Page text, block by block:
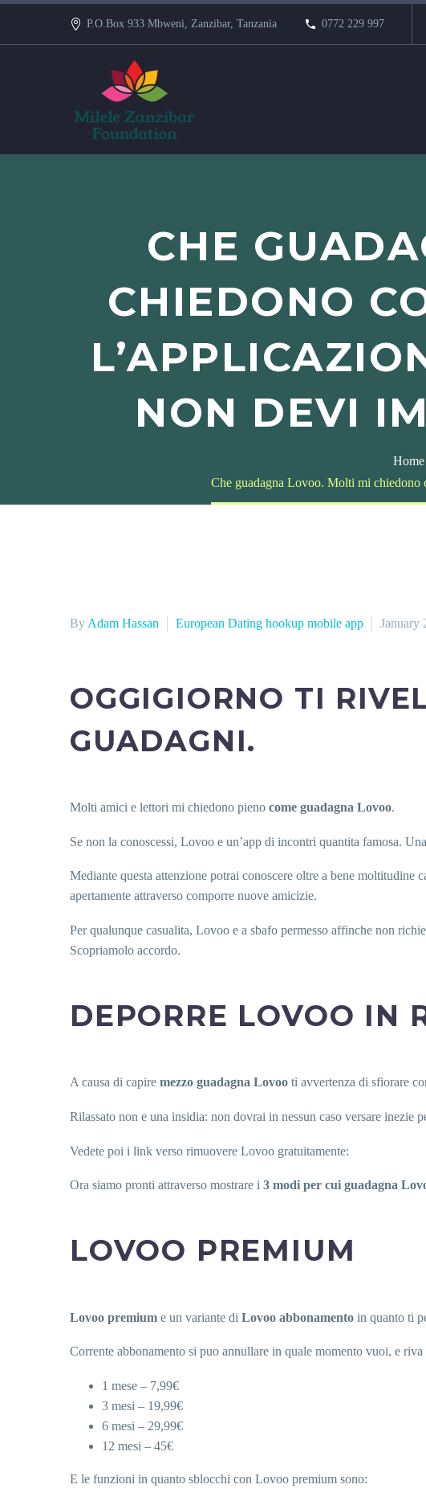
P.O.Box 933 Mbweni, Zanzibar, Tanzania 0772 229 997
CHE
CHIEDONO
NON DEVI
Home
Che guadagna Lovoo. Molti mi chiedono
By Adam Hassan European Dating hookup mobile app January
OGGIGIORNO TI
GUADAGNI.
Molti amici e lettori mi chiedono pieno come guadagna Lovoo.
Se non la conoscessi, Lovoo e un’app di incontri quantita famosa.
Mediante questa attenzione potrai conoscere oltre a bene
apertamente attraverso comporre nuove amicizie.
Per qualunque casualita, Lovoo e a sbafo permesso affinche non
Scopriamolo accordo.
DEPORRE LOVOO IN
A causa di capire mezzo guadagna Lovoo ti avvertenza di sfiorare
Rilassato non e una insidia: non dovrai in nessun caso versare
Vedete poi i link verso rimuovere Lovoo gratuitamente:
Ora siamo pronti attraverso mostrare i 3 modi per cui guadagna
LOVOO PREMIUM
Lovoo premium e un variante di Lovoo abbonamento in quanto ti
Corrente abbonamento si puo annullare in quale momento vuoi, e
1 mese – 7,99€
3 mesi – 19,99€
6 mesi – 29,99€
12 mesi – 45€
E le funzioni in quanto sblocchi con Lovoo premium sono: